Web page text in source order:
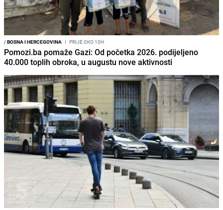
/BOSNA I HERCEGOVINA I PRIJE OKO 10H
Pomozi.ba pomaže Gazi: Od početka 2026. podijeljeno
40.000 toplih obroka, u augustu nove aktivnosti